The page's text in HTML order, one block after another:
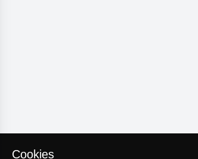
Cookies